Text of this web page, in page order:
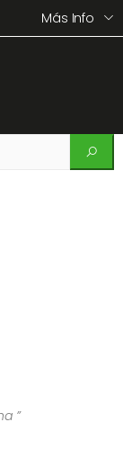
Más Info
contenta con el